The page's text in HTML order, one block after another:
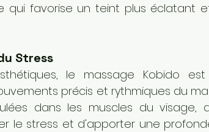
qui favorise un teint plus éclatant
Stress
le massage Kobido
précis et rythmiques du
dans les muscles du
le stress et d'apporter une